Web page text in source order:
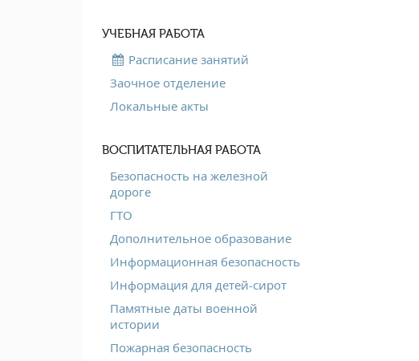
УЧЕБНАЯ РАБОТА
Расписание занятий
Заочное отделение
Локальные акты
ВОСПИТАТЕЛЬНАЯ РАБОТА
Безопасность на железной
дороге
ГТО
Дополнительное образование
Информационная безопасность
Информация для детей-сирот
Памятные даты военной
истории
Пожарная безопасность